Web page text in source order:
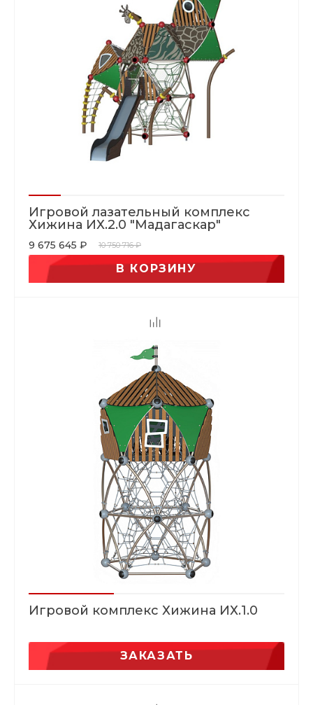
Игровой лазательный комплекс
Хижина ИХ.2.0 "Мадагаскар"
9 675 645 ₽ 10 750 716 ₽
В КОРЗИНУ
Игровой комплекс Хижина ИХ.1.0
ЗАКАЗАТЬ